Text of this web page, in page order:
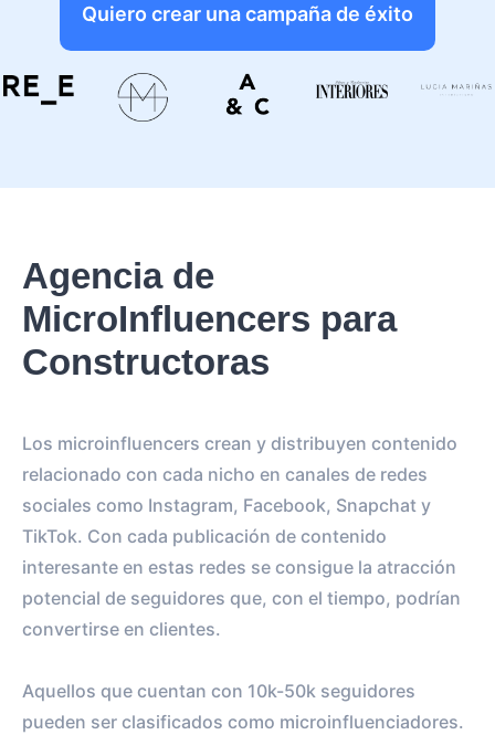
Quiero crear una campaña de éxito
Agencia de
MicroInfluencers para
Constructoras
Los microinfluencers crean y distribuyen contenido
relacionado con cada nicho en canales de redes
sociales como Instagram, Facebook, Snapchat y
TikTok. Con cada publicación de contenido
interesante en estas redes se consigue la atracción
potencial de seguidores que, con el tiempo, podrían
convertirse en clientes.
Aquellos que cuentan con 10k-50k seguidores
pueden ser clasificados como microinfluenciadores.